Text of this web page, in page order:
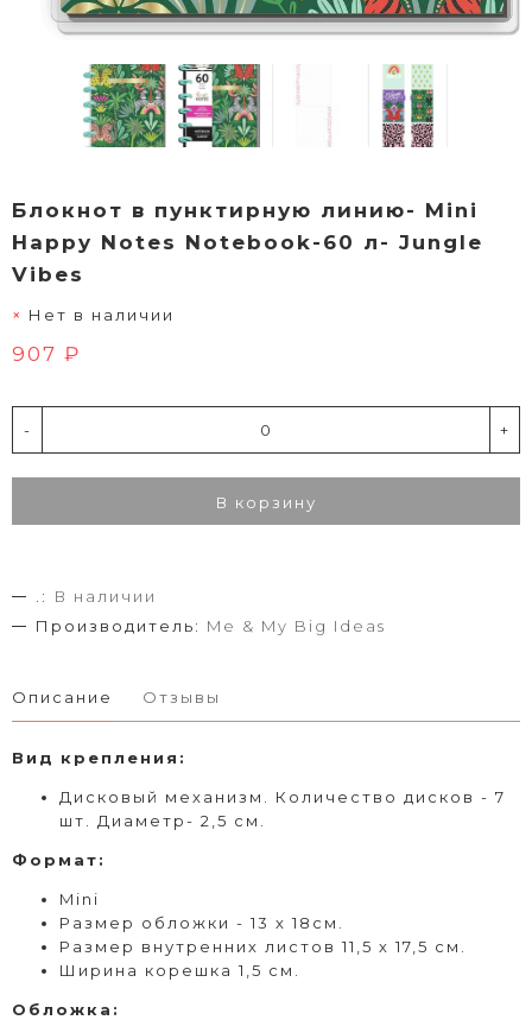
Блокнот в пунктирную линию- Mini
Happy Notes Notebook-60 л- Jungle
Vibes
Нет в наличии
907 ₽
- +
В корзину
.:
В наличии
Производитель: Me & My Big Ideas
Описание Отзывы
Вид крепления :
Дисковый механизм. Количество дисков - 7
шт. Диаметр- 2,5 см.
Формат:
Mini
Размер обложки - 13 х 18см.
Размер внутренних листов 11,5 х 17,5 см.
Ширина корешка 1,5 см.
Обложка: